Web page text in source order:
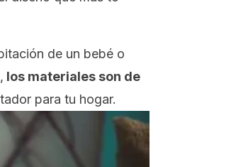
de un bebé o
los materiales son de
para tu hogar.